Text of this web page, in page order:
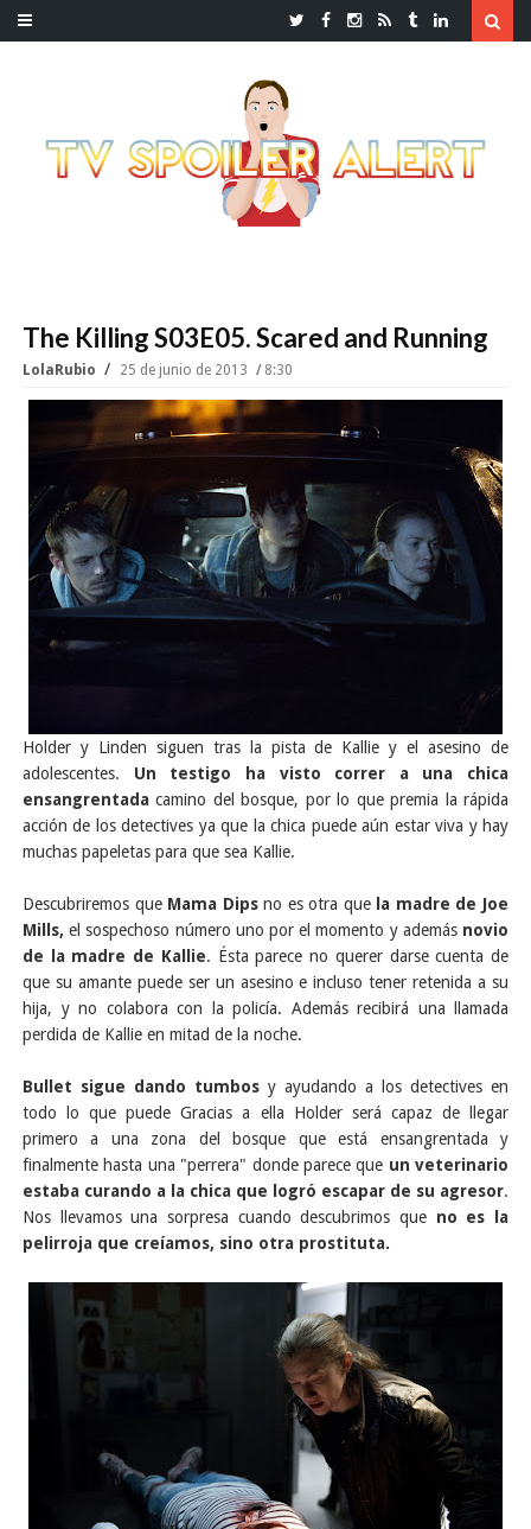
The Killing S03E05. Scared and Running
LolaRubio 25 de junio de 2013 8:30
Holder y Linden siguen tras la pista de Kallie y el asesino de
adolescentes. Un testigo ha visto correr a una chica
ensangrentadacamino del bosque, por lo que premia la rápida
acción de los detectives ya que la chica puede aún estar viva y hay
muchas papeletas para que sea Kallie.
Descubriremos que Mama Dipsno es otra quela madre de Joe
Mills, el sospechoso número uno por el momento y ademásnovio
de la madre de Kallie. Ésta parece no querer darse cuenta de
que su amante puede ser un asesino e incluso tener retenida a su
hija, y no colabora con la policía. Además recibirá una llamada
perdida de Kallie en mitad de la noche.
Bullet sigue dando tumbos y ayudando a los detectives en
todo lo que puede Gracias a ella Holder será capaz de llegar
primero a una zona del bosque que está ensangrentada y
finalmente hasta una "perrera" donde parece que un veterinario
estaba curando a la chica que logró escapar de su agresor.
Nos llevamos una sorpresa cuando descubrimos que no es la
pelirroja que creíamos, sino otra prostituta.